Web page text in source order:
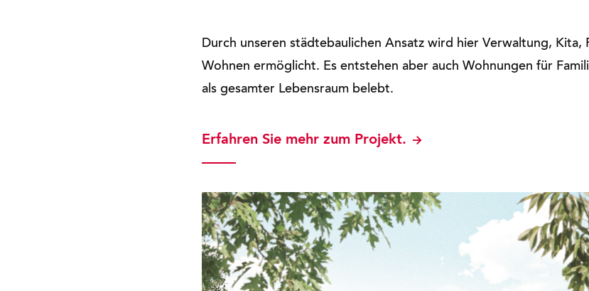
Durch unseren städtebaulichen Ansatz wird hier Verwaltung, Kita,
Wohnen ermöglicht. Es entstehen aber auch Wohnungen für
als gesamter Lebensraum belebt.
Erfahren Sie mehr zum Projekt.